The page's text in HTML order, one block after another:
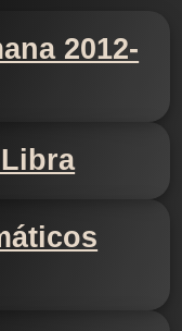
2012-